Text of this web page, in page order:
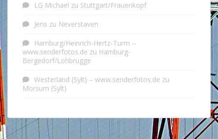
LG Michael zu Stuttgart/Frauenkopf
Jens zu Neverstaven
Hamburg/Heinrich-Hertz-Turm –
www.senderfotos.de zu Hamburg-
Bergedorf/Lohbrügge
Westerland (Sylt) – www.senderfotos.de zu
Morsum (Sylt)